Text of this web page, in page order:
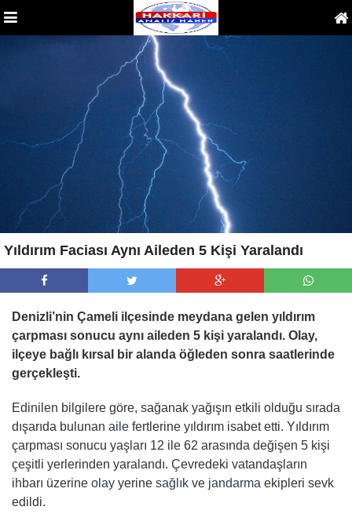
Yıldırım Faciası Aynı Aileden 5 Kişi Yaralandı
Denizli’nin Çameli ilçesinde meydana gelen yıldırım
çarpması sonucu aynı aileden 5 kişi yaralandı. Olay,
ilçeye bağlı kırsal bir alanda öğleden sonra saatlerinde
gerçekleşti.
Edinilen bilgilere göre, sağanak yağışın etkili olduğu sırada
dışarıda bulunan aile fertlerine yıldırım isabet etti. Yıldırım
çarpması sonucu yaşları 12 ile 62 arasında değişen 5 kişi
çeşitli yerlerinden yaralandı. Çevredeki vatandaşların
ihbarı üzerine olay yerine sağlık ve jandarma ekipleri sevk
edildi.